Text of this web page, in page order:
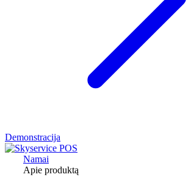
Demonstracija
Namai
Apie produktą